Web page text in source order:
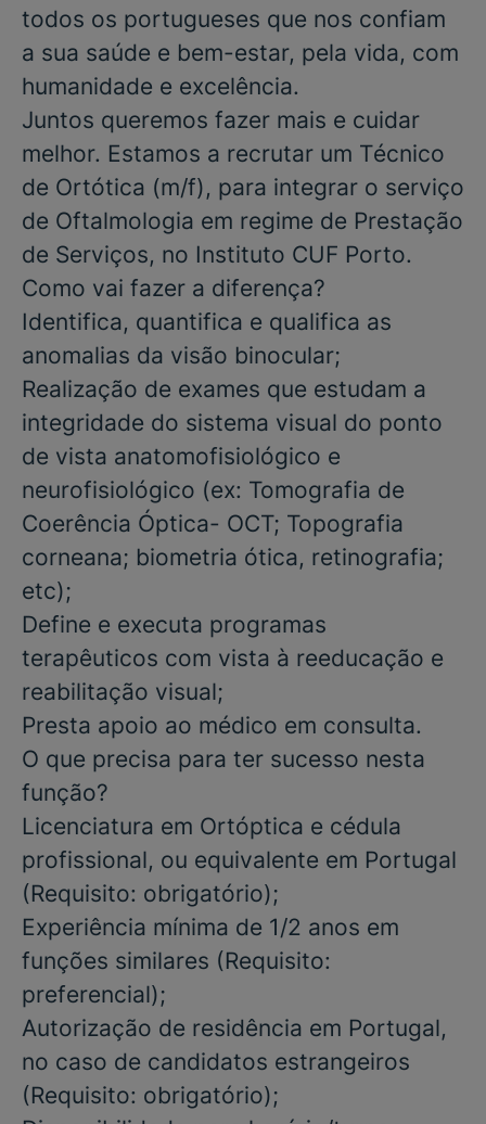
todos os portugueses que nos confiam
a sua saúde e bem-estar, pela vida, com
humanidade e excelência.
Juntos queremos fazer mais e cuidar
melhor. Estamos a recrutar um Técnico
de Ortótica (m/f), para integrar o serviço
de Oftalmologia em regime de Prestação
de Serviços, no Instituto CUF Porto.
Como vai fazer a diferença?
Identifica, quantifica e qualifica as
anomalias da visão binocular;
Realização de exames que estudam a
integridade do sistema visual do ponto
de vista anatomofisiológico e
neurofisiológico (ex: Tomografia de
Coerência Óptica- OCT; Topografia
corneana; biometria ótica, retinografia;
etc);
Define e executa programas
terapêuticos com vista à reeducação e
reabilitação visual;
Presta apoio ao médico em consulta.
O que precisa para ter sucesso nesta
função?
Licenciatura em Ortóptica e cédula
profissional, ou equivalente em Portugal
(Requisito: obrigatório);
Experiência mínima de 1/2 anos em
funções similares (Requisito:
preferencial);
Autorização de residência em Portugal,
no caso de candidatos estrangeiros
(Requisito: obrigatório);